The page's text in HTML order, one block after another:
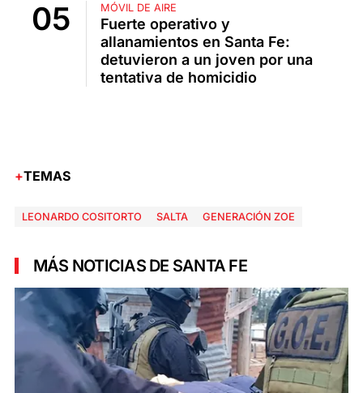
MÓVIL DE AIRE
Fuerte operativo y
allanamientos en Santa Fe:
detuvieron a un joven por una
tentativa de homicidio
TEMAS
LEONARDO COSITORTO SALTA GENERACIÓN ZOE
MÁS NOTICIAS DE SANTA FE